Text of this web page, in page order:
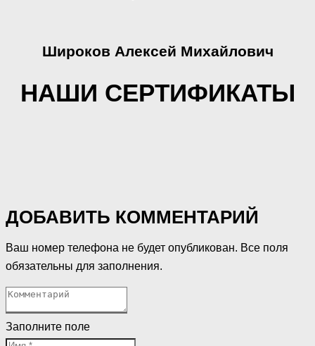
Широков Алексей Михайлович
НАШИ СЕРТИФИКАТЫ
ДОБАВИТЬ КОММЕНТАРИЙ
Ваш номер телефона не будет опубликован. Все поля
обязательны для заполнения.
Заполните поле